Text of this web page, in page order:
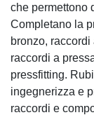
che permettono
Completano la
bronzo,
raccordi a
pressfitting.
ingegnerizza e
raccordi e